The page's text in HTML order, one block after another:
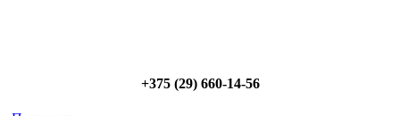
+375 (29) 660-14-56